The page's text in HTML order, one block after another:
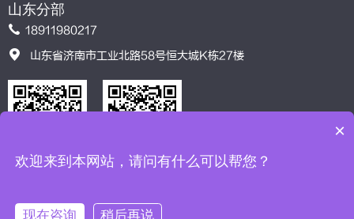
山东分部
18911980217
山东省济南市工业北路58号恒大城K栋27楼
北京爱格森信息咨询有限公司©版权所有
×
欢迎来到本网站，请问有什么可以帮您？
现在咨询 稍后再说